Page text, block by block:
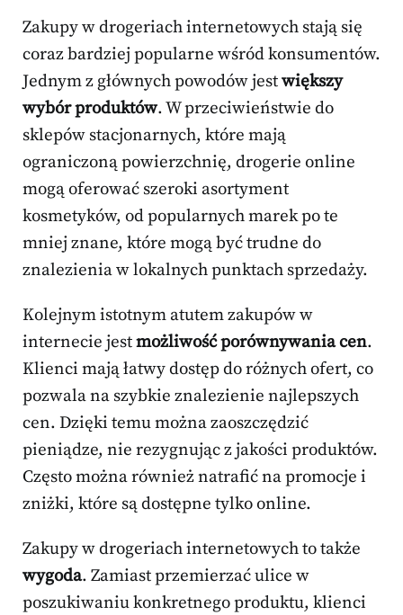
Zakupy w drogeriach internetowych stają się
coraz bardziej popularne wśród konsumentów.
Jednym z głównych powodów jestwiększy
wybór produktów. W przeciwieństwie do
sklepów stacjonarnych, które mają
ograniczoną powierzchnię, drogerie online
mogą oferować szeroki asortyment
kosmetyków, od popularnych marek po te
mniej znane, które mogą być trudne do
znalezienia w lokalnych punktach sprzedaży.
Kolejnym istotnym atutem zakupów w
internecie jestmożliwość porównywania cen.
Klienci mają łatwy dostęp do różnych ofert, co
pozwala na szybkie znalezienie najlepszych
cen. Dzięki temu można zaoszczędzić
pieniądze, nie rezygnując z jakości produktów.
Często można również natrafić na promocje i
zniżki, które są dostępne tylko online.
Zakupy w drogeriach internetowych to także
wygoda. Zamiast przemierzać ulice w
poszukiwaniu konkretnego produktu, klienci